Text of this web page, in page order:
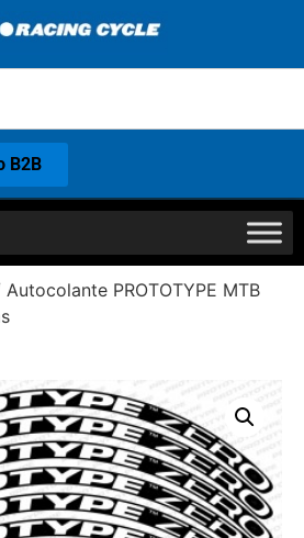
B2B
Autocolante PROTOTYPE MTB